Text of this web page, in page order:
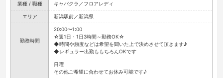
業種 / 職種 キャバクラ／フロアレディ
エリア 新潟駅前／新潟県
勤務時間
20:00〜1:00
☆週1日・1日3時間～勤務OK☆
◆時間や頻度などは希望を聞いた上で決めさせて頂きます♪
◆レギュラー出勤ももちろんOKです
日曜
その他ご希望に合わせてお休み可能です♪